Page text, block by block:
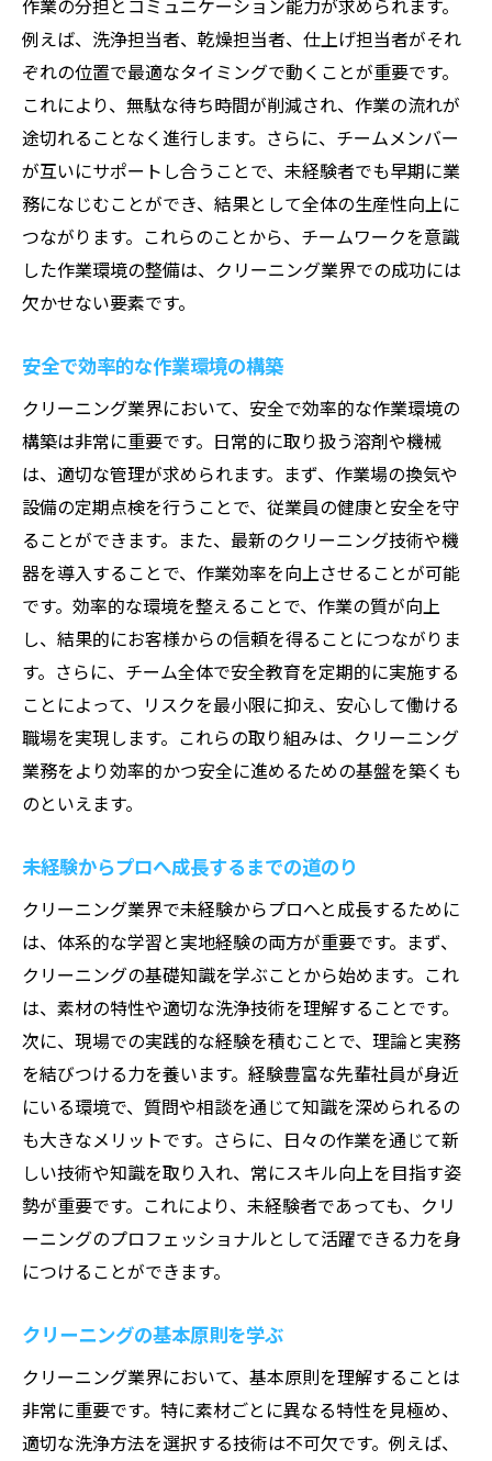
作業の分担とコミュニケーション能力が求められます。
例えば、洗浄担当者、乾燥担当者、仕上げ担当者がそれ
ぞれの位置で最適なタイミングで動くことが重要です。
これにより、無駄な待ち時間が削減され、作業の流れが
途切れることなく進行します。さらに、チームメンバー
が互いにサポートし合うことで、未経験者でも早期に業
務になじむことができ、結果として全体の生産性向上に
つながります。これらのことから、チームワークを意識
した作業環境の整備は、クリーニング業界での成功には
欠かせない要素です。
安全で効率的な作業環境の構築
クリーニング業界において、安全で効率的な作業環境の
構築は非常に重要です。日常的に取り扱う溶剤や機械
は、適切な管理が求められます。まず、作業場の換気や
設備の定期点検を行うことで、従業員の健康と安全を守
ることができます。また、最新のクリーニング技術や機
器を導入することで、作業効率を向上させることが可能
です。効率的な環境を整えることで、作業の質が向上
し、結果的にお客様からの信頼を得ることにつながりま
す。さらに、チーム全体で安全教育を定期的に実施する
ことによって、リスクを最小限に抑え、安心して働ける
職場を実現します。これらの取り組みは、クリーニング
業務をより効率的かつ安全に進めるための基盤を築くも
のといえます。
未経験からプロへ成長するまでの道のり
クリーニング業界で未経験からプロへと成長するために
は、体系的な学習と実地経験の両方が重要です。まず、
クリーニングの基礎知識を学ぶことから始めます。これ
は、素材の特性や適切な洗浄技術を理解することです。
次に、現場での実践的な経験を積むことで、理論と実務
を結びつける力を養います。経験豊富な先輩社員が身近
にいる環境で、質問や相談を通じて知識を深められるの
も大きなメリットです。さらに、日々の作業を通じて新
しい技術や知識を取り入れ、常にスキル向上を目指す姿
勢が重要です。これにより、未経験者であっても、クリ
ーニングのプロフェッショナルとして活躍できる力を身
につけることができます。
クリーニングの基本原則を学ぶ
クリーニング業界において、基本原則を理解することは
非常に重要です。特に素材ごとに異なる特性を見極め、
適切な洗浄方法を選択する技術は不可欠です。例えば、